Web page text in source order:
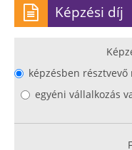
Képzési díj
képzésben
egyéni vállalkozás